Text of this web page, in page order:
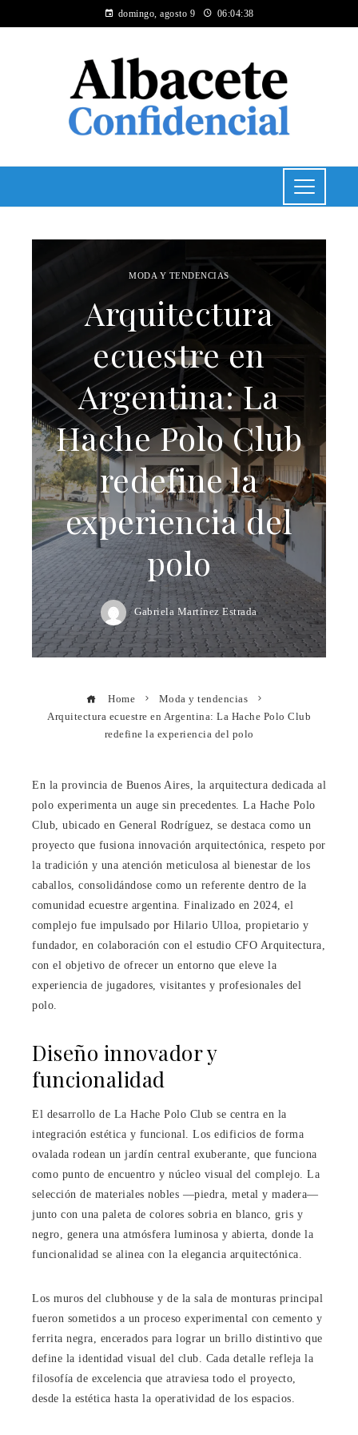
domingo, agosto 9 06:04:38
MODA Y TENDENCIAS
Arquitectura
ecuestre en
Argentina: La
Hache Polo Club
redefine la
experiencia del
polo
Gabriela Martínez Estrada
Home
Moda y tendencias
Arquitectura ecuestre en Argentina: La Hache Polo Club
redefine la experiencia del polo
En la provincia de Buenos Aires, la arquitectura dedicada al
polo experimenta un auge sin precedentes. La Hache Polo
Club, ubicado en General Rodríguez, se destaca como un
proyecto que fusiona innovación arquitectónica, respeto por
la tradición y una atención meticulosa al bienestar de los
caballos, consolidándose como un referente dentro de la
comunidad ecuestre argentina. Finalizado en 2024, el
complejo fue impulsado por Hilario Ulloa, propietario y
fundador, en colaboración con el estudio CFO Arquitectura,
con el objetivo de ofrecer un entorno que eleve la
experiencia de jugadores, visitantes y profesionales del
polo.
Diseño innovador y
funcionalidad
El desarrollo de La Hache Polo Club se centra en la
integración estética y funcional. Los edificios de forma
ovalada rodean un jardín central exuberante, que funciona
como punto de encuentro y núcleo visual del complejo. La
selección de materiales nobles —piedra, metal y madera—
junto con una paleta de colores sobria en blanco, gris y
negro, genera una atmósfera luminosa y abierta, donde la
funcionalidad se alinea con la elegancia arquitectónica.
Los muros del clubhouse y de la sala de monturas principal
fueron sometidos a un proceso experimental con cemento y
ferrita negra, encerados para lograr un brillo distintivo que
define la identidad visual del club. Cada detalle refleja la
filosofía de excelencia que atraviesa todo el proyecto,
desde la estética hasta la operatividad de los espacios.